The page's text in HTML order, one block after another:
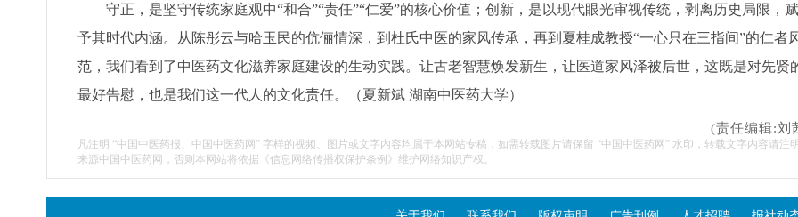
守正，是坚守传统家庭观中“和合”“责任”“仁爱”的核心价值；创新，是以现代眼光审视传统，剥离历史局限，赋
予其时代内涵。从陈彤云与哈玉民的伉俪情深，到杜氏中医的家风传承，再到夏桂成教授“一心只在三指间”的仁者
范，我们看到了中医药文化滋养家庭建设的生动实践。让古老智慧焕发新生，让医道家风泽被后世，这既是对先贤
最好告慰，也是我们这一代人的文化责任。（夏新斌 湖南中医药大学）
(责任编辑:刘
凡注明 “中国中医药报、中国中医药网” 字样的视频、图片或文字内容均属于本网站专稿，如需转载图片请保留 “中国中医药网” 水印，转载文字内容请注明
来源中国中医药网，否则本网站将依据《信息网络传播权保护条例》维护网络知识产权。